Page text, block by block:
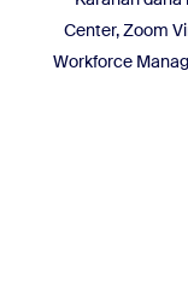
Center, Zoom
Workforce